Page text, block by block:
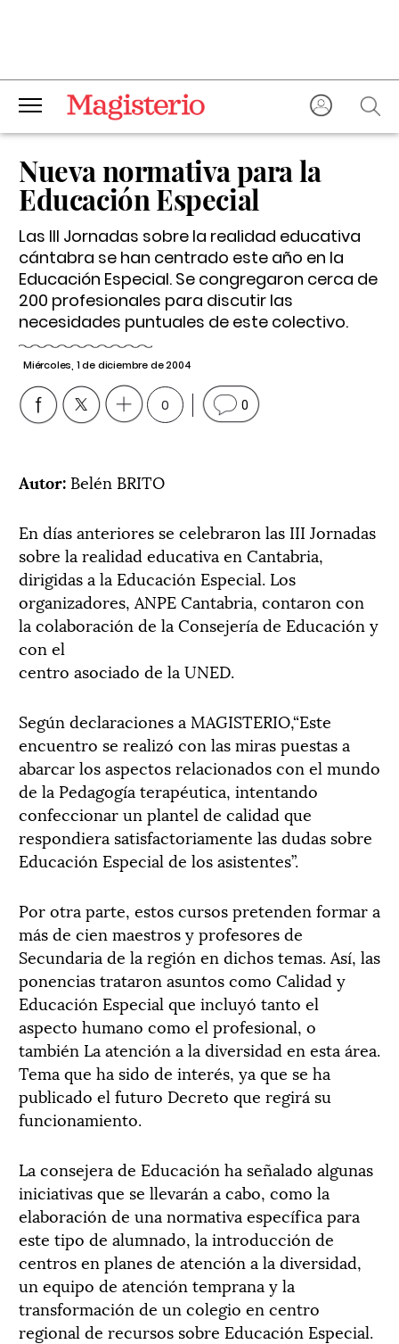
Nueva normativa para la
Educación Especial
Las III Jornadas sobre la realidad educativa
cántabra se han centrado este año en la
Educación Especial. Se congregaron cerca de
200 profesionales para discutir las
necesidades puntuales de este colectivo.
Miércoles, 1 de diciembre de 2004
0 0
Autor: Belén BRITO
En días anteriores se celebraron las III Jornadas
sobre la realidad educativa en Cantabria,
dirigidas a la Educación Especial. Los
organizadores, ANPE Cantabria, contaron con
la colaboración de la Consejería de Educación y
con el
centro asociado de la UNED.
Según declaraciones a MAGISTERIO,“Este
encuentro se realizó con las miras puestas a
abarcar los aspectos relacionados con el mundo
de la Pedagogía terapéutica, intentando
confeccionar un plantel de calidad que
respondiera satisfactoriamente las dudas sobre
Educación Especial de los asistentes”.
Por otra parte, estos cursos pretenden formar a
más de cien maestros y profesores de
Secundaria de la región en dichos temas. Así, las
ponencias trataron asuntos como Calidad y
Educación Especial que incluyó tanto el
aspecto humano como el profesional, o
también La atención a la diversidad en esta área.
Tema que ha sido de interés, ya que se ha
publicado el futuro Decreto que regirá su
funcionamiento.
La consejera de Educación ha señalado algunas
iniciativas que se llevarán a cabo, como la
elaboración de una normativa específica para
este tipo de alumnado, la introducción de
centros en planes de atención a la diversidad,
un equipo de atención temprana y la
transformación de un colegio en centro
regional de recursos sobre Educación Especial.